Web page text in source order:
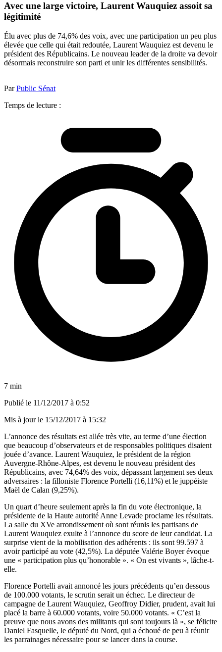
Avec une large victoire, Laurent Wauquiez assoit sa
légitimité
Élu avec plus de 74,6% des voix, avec une participation un peu plus
élevée que celle qui était redoutée, Laurent Wauquiez est devenu le
président des Républicains. Le nouveau leader de la droite va devoir
désormais reconstruire son parti et unir les différentes sensibilités.
ParPublic Sénat
Temps de lecture :
7 min
Publié le 11/12/2017 à 0:52
Mis à jour le 15/12/2017 à 15:32
L’annonce des résultats est allée très vite, au terme d’une élection
que beaucoup d’observateurs et de responsables politiques disaient
jouée d’avance. Laurent Wauquiez, le président de la région
Auvergne-Rhône-Alpes, est devenu le nouveau président des
Républicains, avec 74,64% des voix, dépassant largement ses deux
adversaires : la filloniste Florence Portelli (16,11%) et le juppéiste
Maël de Calan (9,25%).
Un quart d’heure seulement après la fin du vote électronique, la
présidente de la Haute autorité Anne Levade proclame les résultats.
La salle du XVe arrondissement où sont réunis les partisans de
Laurent Wauquiez exulte à l’annonce du score de leur candidat. La
surprise vient de la mobilisation des adhérents : ils sont 99.597 à
avoir participé au vote (42,5%). La députée Valérie Boyer évoque
une « participation plus qu’honorable ». « On est vivants », lâche-t-
elle.
Florence Portelli avait annoncé les jours précédents qu’en dessous
de 100.000 votants, le scrutin serait un échec. Le directeur de
campagne de Laurent Wauquiez, Geoffroy Didier, prudent, avait lui
placé la barre à 60.000 votants, voire 50.000 votants. « C’est la
preuve que nous avons des militants qui sont toujours là », se félicite
Daniel Fasquelle, le député du Nord, qui a échoué de peu à réunir
les parrainages nécessaire pour se lancer dans la course.